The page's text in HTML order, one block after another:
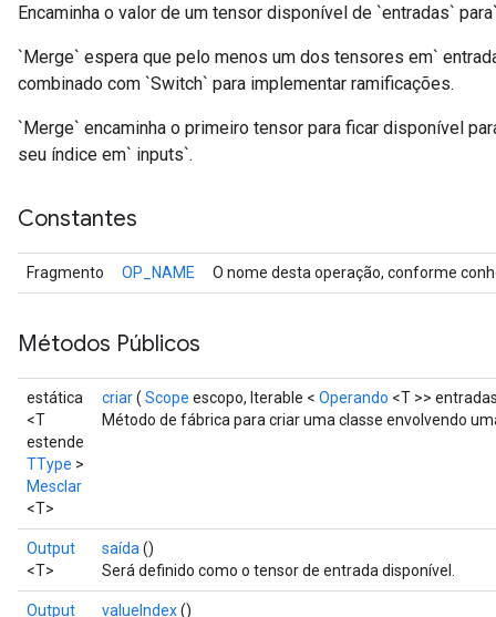
Encaminha o valor de um tensor disponível de `entradas`
`Merge` espera que pelo menos um dos tensores em`
combinado com `Switch` para implementar ramificações.
`Merge` encaminha o primeiro tensor para ficar disponível
seu índice em` inputs`.
Constantes
Fragmento OP_NAME O nome desta operação, conforme
Métodos Públicos
estática
<T
estende
TType >
Mesclar
<T>
criar( Scope escopo, Iterable < Operando <T >>
Método de fábrica para criar uma classe envolvendo
Output
<T>
saída ()
Será definido como o tensor de entrada disponível.
Output
valueIndex()